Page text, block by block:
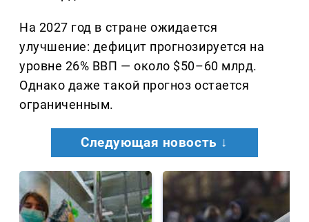
На 2027 год в стране ожидается
улучшение: дефицит прогнозируется на
уровне 26% ВВП — около $50–60 млрд.
Однако даже такой прогноз остается
ограниченным.
Следующая новость ↓